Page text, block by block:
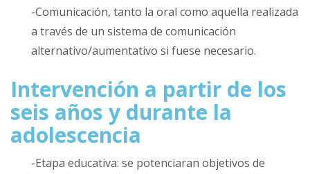
-Comunicación, tanto la oral como aquella realizada
a través de un sistema de comunicación
alternativo/aumentativo si fuese necesario.
Intervención a partir de los
seis años y durante la
adolescencia
-Etapa educativa: se potenciaran objetivos de